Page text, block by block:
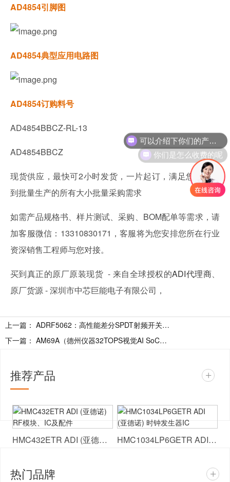
AD4854引脚图
AD4854典型应用电路图
AD4854订购料号
AD4854BBCZ-RL-13
AD4854BBCZ
现货供应，最快可2小时发货，一片起订，满足您从研发
到批量生产的所有大小批量采购需求
如需产品规格书、样片测试、采购、BOM配单等需求，请
加客服微信：13310830171，客服将为您安排您所在行业
资深销售工程师与您对接。
买到真正的原厂原装现货 - 来自全球授权的ADI代理商、
原厂货源 - 深圳市中芯巨能电子有限公司，
上一篇：
ADRF5062：高性能差分SPDT射频开关详解
下一篇：
AM69A（德州仪器32TOPS视觉AI SoC）技术参数详解 附引脚图及典型应用电路图
推荐产品 +
HMC432ETR ADI (亚德诺) RF模块、IC及配件 HMC1034LP6GETR ADI (亚德诺) 时钟发生器IC
热门品牌 +
你们是怎么收费的呢